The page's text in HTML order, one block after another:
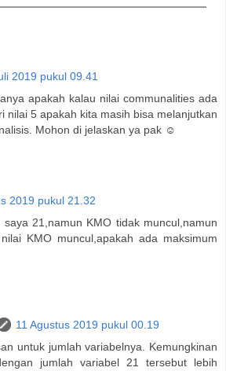
2019 pukul 09.41
apakah kalau nilai communalities ada
nilai 5 apakah kita masih bisa melanjutkan
Mohon di jelaskan ya pak ☺️
2019 pukul 21.32
saya 21,namun KMO tidak muncul,namun
KMO muncul,apakah ada maksimum
11 Agustus 2019 pukul 00.19
untuk jumlah variabelnya. Kemungkinan
jumlah variabel 21 tersebut lebih